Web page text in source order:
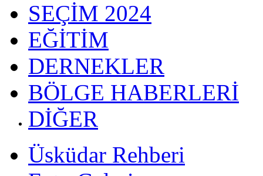
SEÇİM 2024
EĞİTİM
DERNEKLER
BÖLGE HABERLERİ
DİĞER
Üsküdar Rehberi